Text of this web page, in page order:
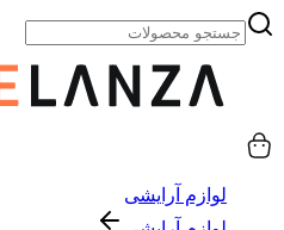
لوازم آرایشی